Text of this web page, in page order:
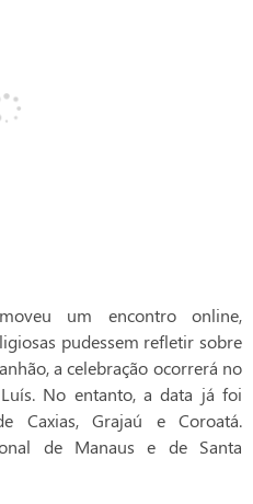
um encontro online,
pudessem refletir sobre
a celebração ocorrerá no
No entanto, a data já foi
Caxias, Grajaú e Coroatá.
de Manaus e de Santa